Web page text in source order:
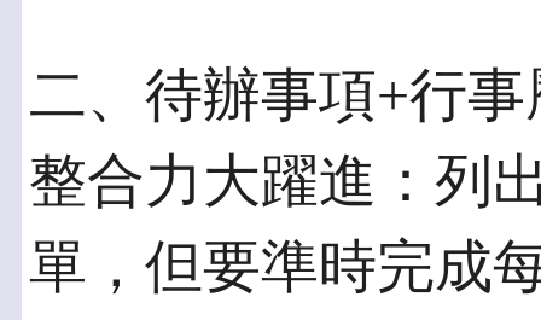
二、待辦事項+行
整合力大躍進：列
單，但要準時完成